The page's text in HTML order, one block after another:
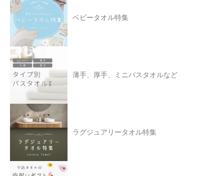
ベビータオル特集
薄手、厚手、ミニバスタオルなど
ラグジュアリータオル特集